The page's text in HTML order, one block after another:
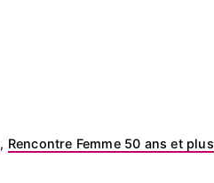
, Rencontre Femme 50 ans et plus